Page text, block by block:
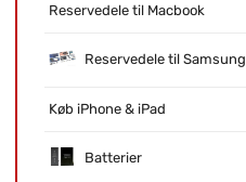
Reservedele til Macbook
Reservedele til Samsung
Køb iPhone & iPad
Batterier